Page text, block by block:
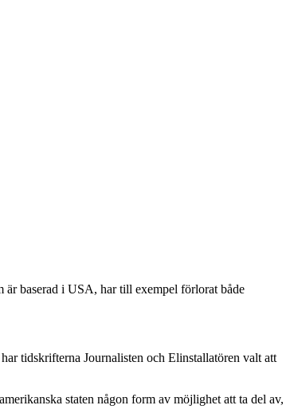
baserad i USA, har till exempel förlorat både
tidskrifterna Journalisten och Elinstallatören valt att
staten någon form av möjlighet att ta del av,